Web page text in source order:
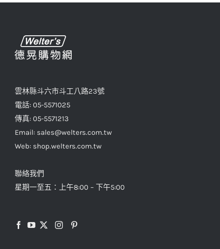
雲林縣斗六市斗工八路23號
電話: 05-5571025
傳真: 05-5571213
Email: sales@welters.com.tw
Web: shop.welters.com.tw
聯絡我們
星期一至五：上午8:00 – 下午5:00